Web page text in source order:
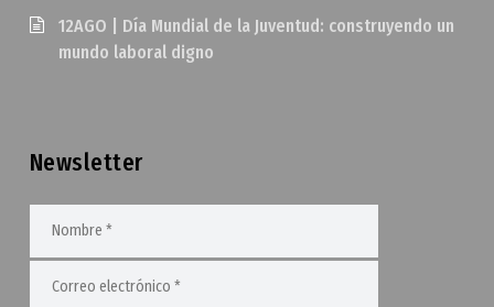
12AGO | Día Mundial de la Juventud: construyendo un
mundo laboral digno
Newsletter